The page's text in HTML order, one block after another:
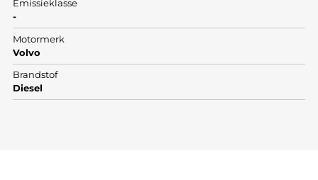
Emissieklasse
-
Motormerk
Volvo
Brandstof
Diesel